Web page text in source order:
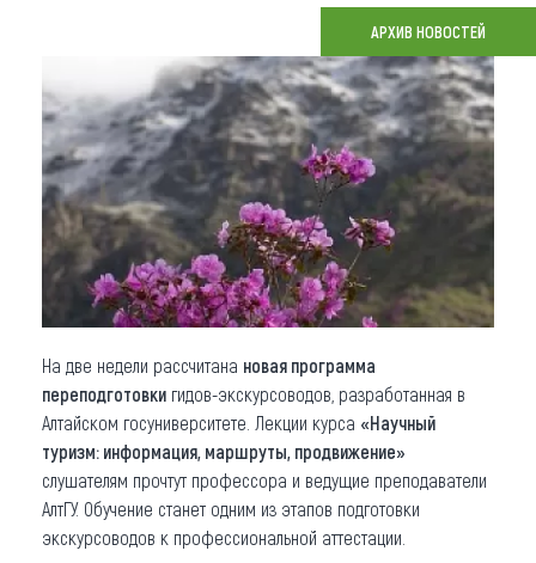
О регионе
Коллекция впечатлений
Другие рубрики
АРХИВ НОВОСТЕЙ
На две недели рассчитана новая программа
переподготовки гидов-экскурсоводов, разработанная в
Алтайском госуниверситете. Лекции курса «Научный
туризм: информация, маршруты, продвижение»
слушателям прочтут профессора и ведущие преподаватели
АлтГУ. Обучение станет одним из этапов подготовки
экскурсоводов к профессиональной аттестации.